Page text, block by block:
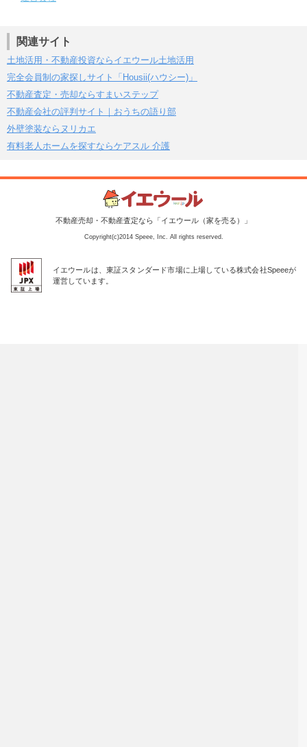
関連サイト
土地活用・不動産投資ならイエウール土地活用
完全会員制の家探しサイト「Housii(ハウシー)」
不動産査定・売却ならすまいステップ
不動産会社の評判サイト｜おうちの語り部
外壁塗装ならヌリカエ
有料老人ホームを探すならケアスル 介護
不動産売却・不動産査定なら「イエウール（家を売る）」
Copyright(c)2014 Speee, Inc. All rights reserved.
イエウールは、東証スタンダード市場に上場している株式会社Speeeが
運営しています。